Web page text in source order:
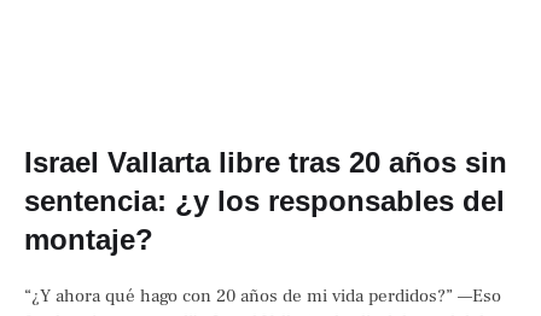
Israel Vallarta libre tras 20 años sin
sentencia: ¿y los responsables del
montaje?
“¿Y ahora qué hago con 20 años de mi vida perdidos?” —Eso